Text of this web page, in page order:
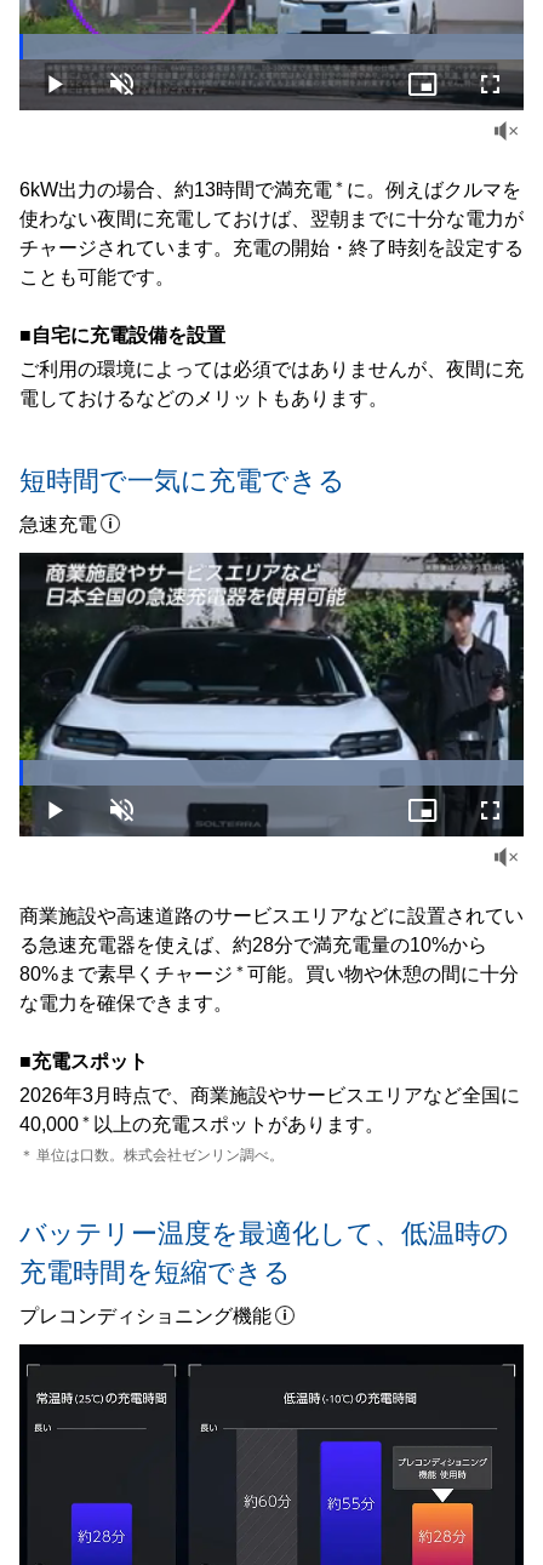
6kW出力の場合、約13時間で満充電 ＊ に。例えばクルマを
使わない夜間に充電しておけば、翌朝までに十分な電力が
チャージされています。充電の開始・終了時刻を設定する
ことも可能です。
Play Unmute
100.00%
Picture-
in-
■自宅に充電設備を設置
ご利用の環境によっては必須ではありませんが、夜間に充
電しておけるなどのメリットもあります。
短時間で一気に充電できる
急速充電
商業施設や高速道路のサービスエリアなどに設置されてい
る急速充電器を使えば、約28分で満充電量の10%から
80%まで素早くチャージ ＊ 可能。買い物や休憩の間に十分
な電力を確保できます。
Play Unmute
100.00%
Picture-
in-
■充電スポット
2026年3月時点で、商業施設やサービスエリアなど全国に
40,000 ＊ 以上の充電スポットがあります。
＊ 単位は口数。株式会社ゼンリン調べ。
バッテリー温度を最適化して、 低温時の
充電時間を短縮できる
プレコンディショニング機能